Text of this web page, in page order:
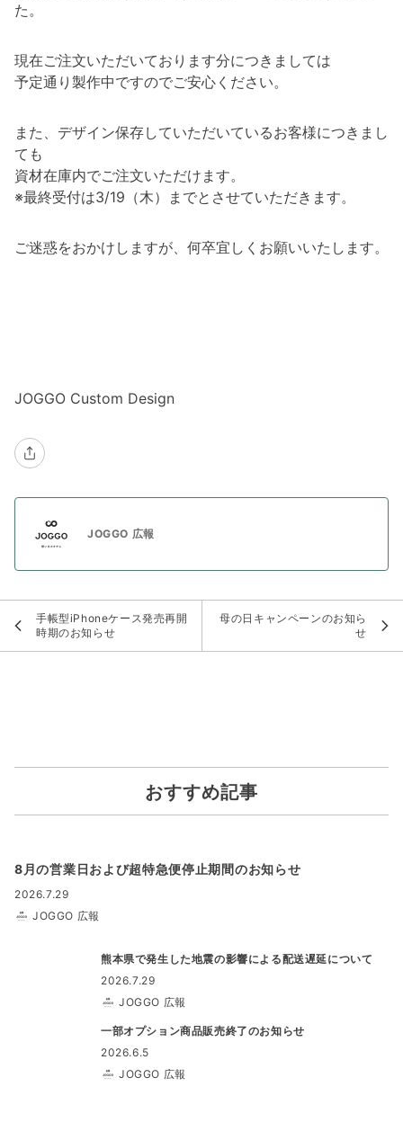
た。
現在ご注文いただいております分につきましては
予定通り製作中ですのでご安心ください。
また、デザイン保存していただいているお客様につきまし
ても
資材在庫内でご注文いただけます。
※最終受付は3/19（木）までとさせていただきます。
ご迷惑をおかけしますが、何卒宜しくお願いいたします。
JOGGO Custom Design
JOGGO 広報
手帳型iPhoneケース発売再開
時期のお知らせ
母の日キャンペーンのお知ら
せ
おすすめ記事
8月の営業日および超特急便停止期間のお知らせ
2026.7.29
JOGGO 広報
熊本県で発生した地震の影響による配送遅延について
2026.7.29
JOGGO 広報
一部オプション商品販売終了のお知らせ
2026.6.5
JOGGO 広報